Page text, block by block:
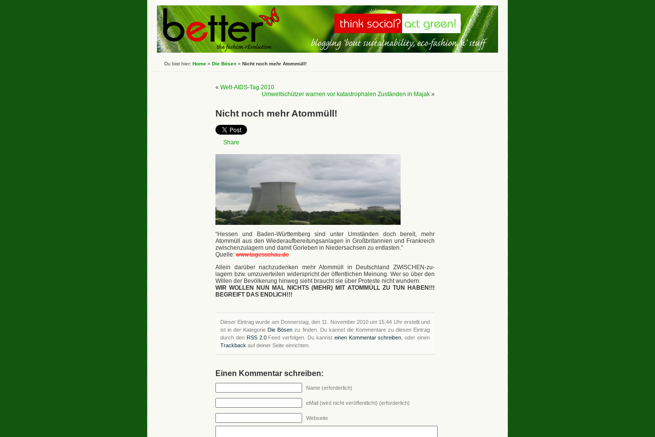
Du bist hier: Home » Die Bösen » Nicht noch mehr Atommüll!
« Welt-AIDS-Tag 2010
Umweltschützer warnen vor katastrophalen Zuständen in Majak »
Nicht noch mehr Atommüll!
Share
“Hessen und Baden-Württemberg sind unter Umständen doch bereit, mehr
Atommüll aus den Wiederaufbereitungsanlagen in Großbritannien und Frankreich
zwischenzulagern und damit Gorleben in Niedersachsen zu entlasten.”
Quelle: www.tagesschau.de
Allein darüber nachzudenken mehr Atommüll in Deutschland ZWISCHEN-zu-
lagern bzw. umzuverteilen widerspricht der öffentlichen Meinung. Wer so über den
Willen der Bevölkerung hinweg sieht braucht sie über Proteste nicht wundern.
WIR WOLLEN NUN MAL NICHTS (MEHR) MIT ATOMMÜLL ZU TUN HABEN!!!
BEGREIFT DAS ENDLICH!!!
Dieser Eintrag wurde am Donnerstag, den 11. November 2010 um 15:44 Uhr erstellt und
ist in der KategorieDie Bösen zu finden. Du kannst die Kommentare zu diesen Eintrag
durch den RSS 2.0Feed verfolgen. Du kannst einen Kommentar schreiben , oder einen
Trackback auf deiner Seite einrichten.
Einen Kommentar schreiben:
Name (erforderlich)
eMail (wird nicht veröffentlicht) (erforderlich)
Webseite